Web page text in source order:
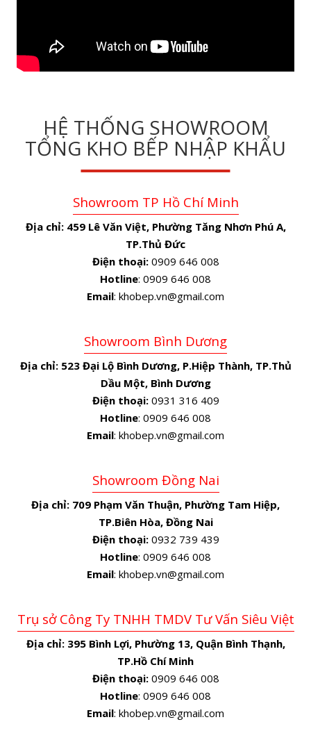
HỆ THỐNG SHOWROOM
TỔNG KHO BẾP NHẬP KHẨU
Showroom TP Hồ Chí Minh
Địa chỉ: 459 Lê Văn Việt, Phường Tăng Nhơn Phú A,
TP.Thủ Đức
Điện thoại:0909 646 008
Hotline: 0909 646 008
Email: khobep.vn@gmail.com
Showroom Bình Dương
Địa chỉ: 523 Đại Lộ Bình Dương, P.Hiệp Thành, TP.Thủ
Dầu Một, Bình Dương
Điện thoại:0931 316 409
Hotline: 0909 646 008
Email: khobep.vn@gmail.com
Showroom Đồng Nai
Địa chỉ: 709 Phạm Văn Thuận, Phường Tam Hiệp,
TP.Biên Hòa, Đồng Nai
Điện thoại:0932 739 439
Hotline: 0909 646 008
Email: khobep.vn@gmail.com
Trụ sở Công Ty TNHH TMDV Tư Vấn Siêu Việt
Địa chỉ: 395 Bình Lợi, Phường 13, Quận Bình Thạnh,
TP.Hồ Chí Minh
Điện thoại:0909 646 008
Hotline: 0909 646 008
Email: khobep.vn@gmail.com